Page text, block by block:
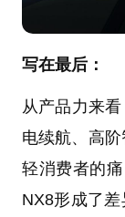
写在最后：
从产品力来
电续航、高
轻消费者的
NX8形成了